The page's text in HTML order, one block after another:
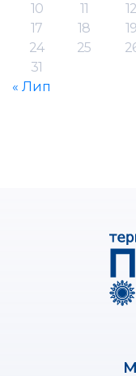
10
11 12
17
18 19
24
25
31
« Лип